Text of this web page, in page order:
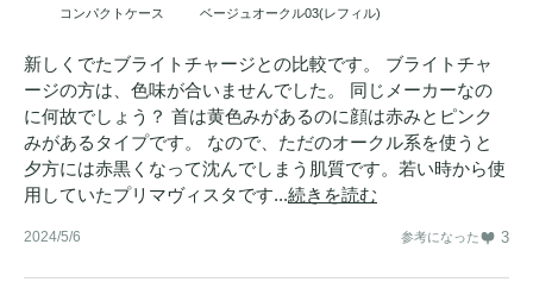
コンパクトケース ベージュオークル03(レフィル)
新しくでたブライトチャージとの比較です。 ブライトチャ
ージの方は、色味が合いませんでした。 同じメーカーなの
に何故でしょう？ 首は黄色みがあるのに顔は赤みとピンク
みがあるタイプです。 なので、ただのオークル系を使うと
夕方には赤黒くなって沈んでしまう肌質です。若い時から使
用していたプリマヴィスタです...続きを読む
2024/5/6 参考になった 3